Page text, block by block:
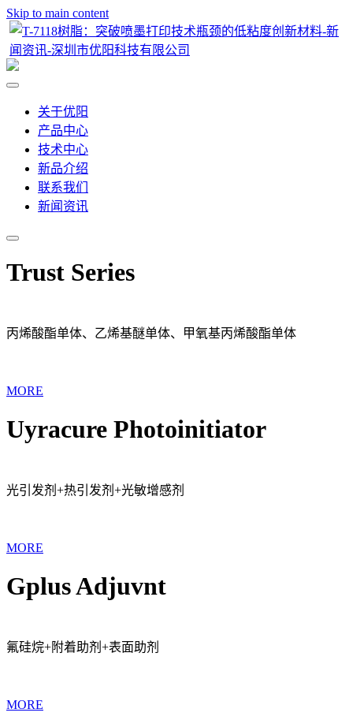
Skip to main content
关于优阳
产品中心
技术中心
新品介绍
联系我们
新闻资讯
Trust Series
丙烯酸酯单体、乙烯基醚单体、甲氧基丙烯酸酯单体
MORE
Uyracure Photoinitiator
光引发剂+热引发剂+光敏增感剂
MORE
Gplus Adjuvnt
氟硅烷+附着助剂+表面助剂
MORE